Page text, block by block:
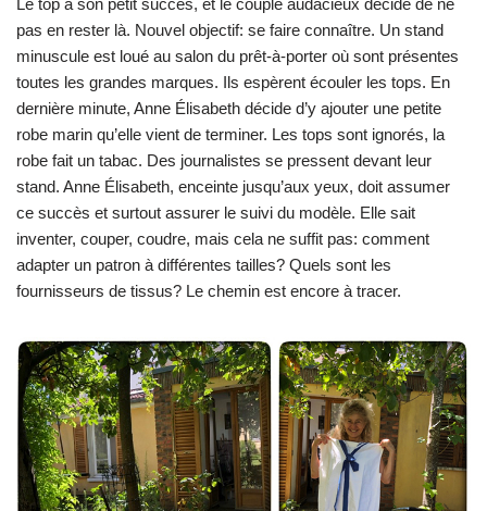
Le top a son petit succès, et le couple audacieux décide de ne
pas en rester là. Nouvel objectif: se faire connaître. Un stand
minuscule est loué au salon du prêt-à-porter où sont présentes
toutes les grandes marques. Ils espèrent écouler les tops. En
dernière minute, Anne Élisabeth décide d’y ajouter une petite
robe marin qu’elle vient de terminer. Les tops sont ignorés, la
robe fait un tabac. Des journalistes se pressent devant leur
stand. Anne Élisabeth, enceinte jusqu’aux yeux, doit assumer
ce succès et surtout assurer le suivi du modèle. Elle sait
inventer, couper, coudre, mais cela ne suffit pas: comment
adapter un patron à différentes tailles? Quels sont les
fournisseurs de tissus? Le chemin est encore à tracer.